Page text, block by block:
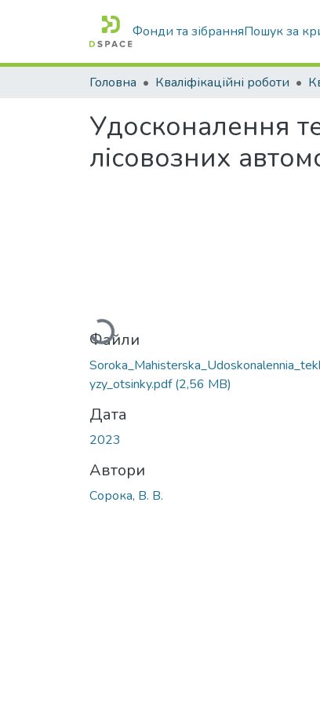
Фонди та зібранняПошук за
Головна Кваліфікаційні роботи
Удосконалення
лісовозних
Вантажиться...
Файли
yzy_otsinky.pdf(2,56 MB)
Дата
2023
Автори
Сорока, В. В.